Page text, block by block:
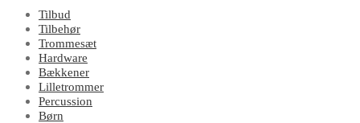
Tilbud
Tilbehør
Trommesæt
Hardware
Bækkener
Lilletrommer
Percussion
Børn